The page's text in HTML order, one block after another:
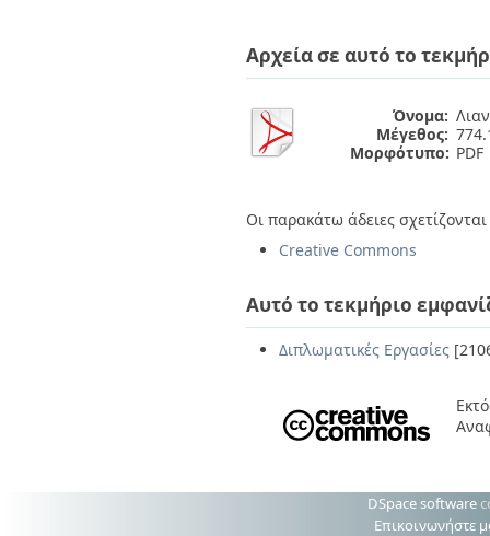
Αρχεία σε αυτό το
Όνομα:
Μέγεθος:
Μορφότυπο: PDF
Οι παρακάτω άδειες
Creative Commons
Αυτό το τεκμήριο
Διπλωματικές Εργασίες
DSpace software
Επικοινωνήστε